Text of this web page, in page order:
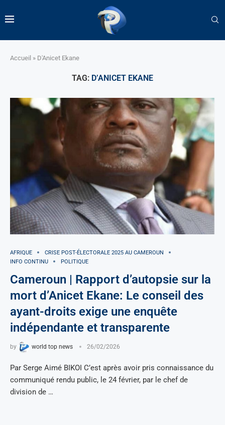
Accueil » D'Anicet Ekane
TAG: D’ANICET EKANE
AFRIQUE
CRISE POST-ÉLECTORALE 2025 AU CAMEROUN
INFO CONTINU
POLITIQUE
Cameroun | Rapport d’autopsie sur la
mort d’Anicet Ekane: Le conseil des
ayant-droits exige une enquête
indépendante et transparente
by world top news 26/02/2026
Par Serge Aimé BIKOI C’est après avoir pris connaissance du
communiqué rendu public, le 24 février, par le chef de
division de …